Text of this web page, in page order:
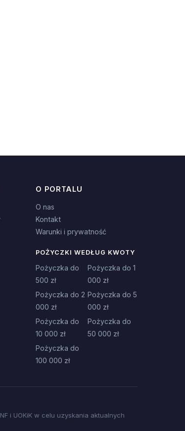
O PORTALU
O nas
Kontakt
Warunki i prywatność
POŻYCZKI WEDŁUG KWOTY
Pożyczka do
500 zł
Pożyczka do 1
000 zł
Pożyczka do 2
000 zł
Pożyczka do 5
000 zł
Pożyczka do
10 000 zł
Pożyczka do
50 000 zł
Pożyczka do
100 000 zł
i UOKiK w celu uzyskania aktualnych